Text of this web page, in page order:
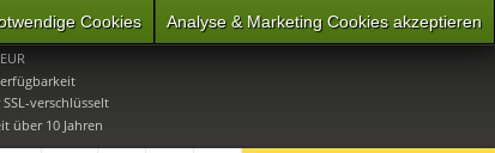
9-16 Uhr, Fr 9-15 Uhr
verschlüsselt
über 10 Jahren
Analyse & Marketing Cookies akzeptieren
Cookies